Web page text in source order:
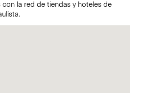
la red de tiendas y hoteles de